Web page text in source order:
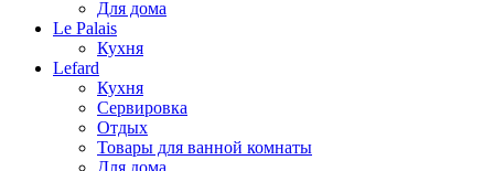
Для дома
Le Palais
Кухня
Lefard
Кухня
Сервировка
Отдых
Товары для ванной комнаты